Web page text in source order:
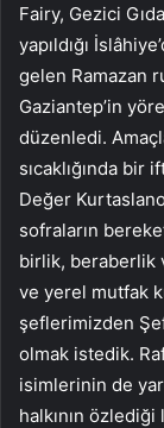
Fairy, Gezici
yapıldığı
gelen Ramazan
Gaziantep’in
düzenledi.
sıcaklığında
Değer
sofraların
birlik, beraberlik
ve yerel mutfak
şeflerimizden
olmak istedik.
isimlerinin de
halkının